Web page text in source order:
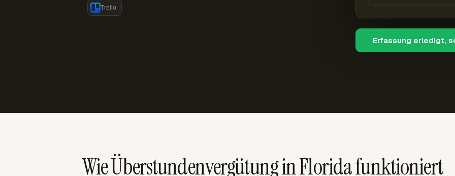
Trello
Erfassung erledigt,
Wie Überstundenvergütung in Florida funktioniert